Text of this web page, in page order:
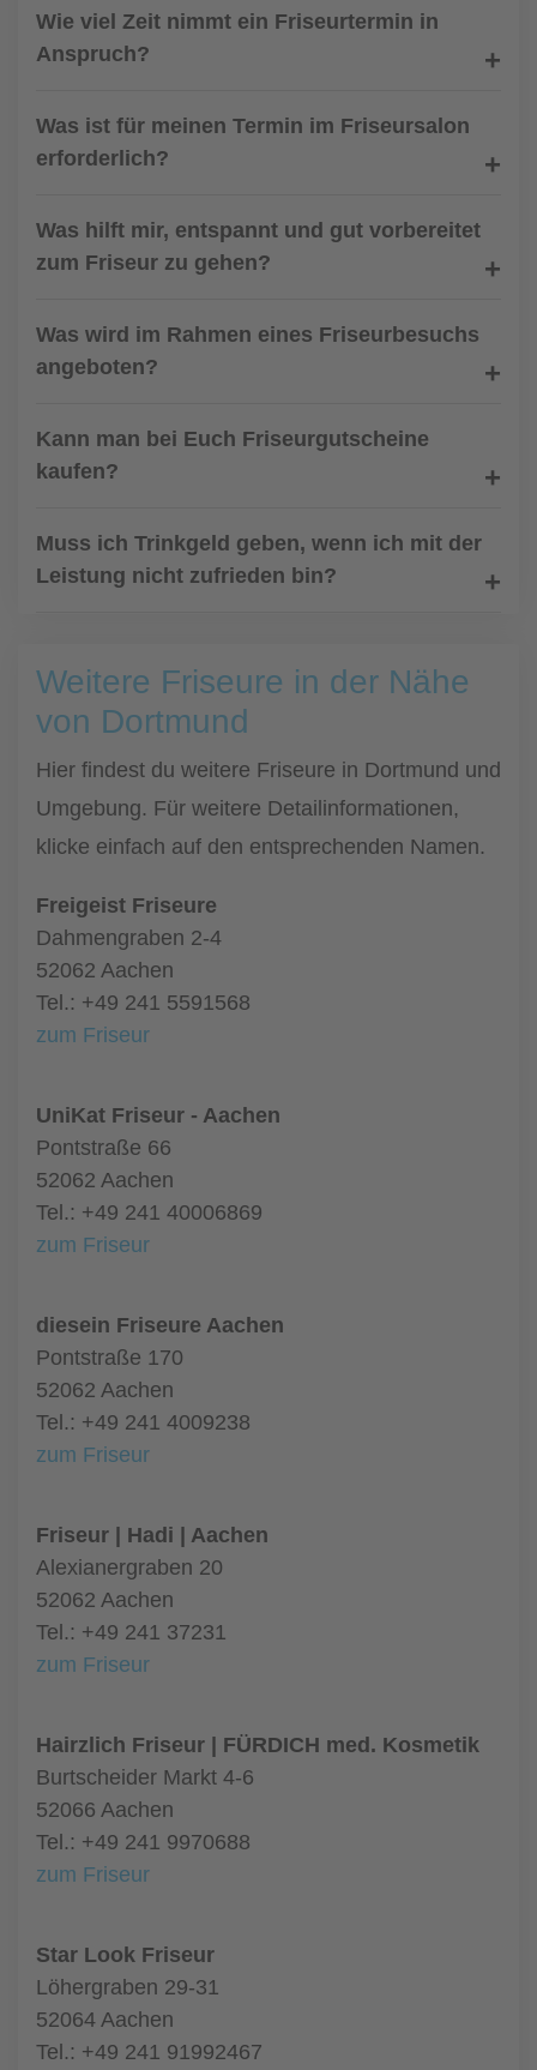
Wie viel Zeit nimmt ein Friseurtermin in
Anspruch?
Was ist für meinen Termin im Friseursalon
erforderlich?
Was hilft mir, entspannt und gut vorbereitet
zum Friseur zu gehen?
Was wird im Rahmen eines Friseurbesuchs
angeboten?
Kann man bei Euch Friseurgutscheine
kaufen?
Muss ich Trinkgeld geben, wenn ich mit der
Leistung nicht zufrieden bin?
Weitere Friseure in der Nähe
von Dortmund
Hier findest du weitere Friseure in Dortmund und
Umgebung. Für weitere Detailinformationen,
klicke einfach auf den entsprechenden Namen.
Freigeist Friseure
Dahmengraben 2-4
52062 Aachen
Tel.: +49 241 5591568
zum Friseur
UniKat Friseur - Aachen
Pontstraße 66
52062 Aachen
Tel.: +49 241 40006869
zum Friseur
diesein Friseure Aachen
Pontstraße 170
52062 Aachen
Tel.: +49 241 4009238
zum Friseur
Friseur | Hadi | Aachen
Alexianergraben 20
52062 Aachen
Tel.: +49 241 37231
zum Friseur
Hairzlich Friseur | FÜRDICH med. Kosmetik
Burtscheider Markt 4-6
52066 Aachen
Tel.: +49 241 9970688
zum Friseur
Star Look Friseur
Löhergraben 29-31
52064 Aachen
Tel.: +49 241 91992467